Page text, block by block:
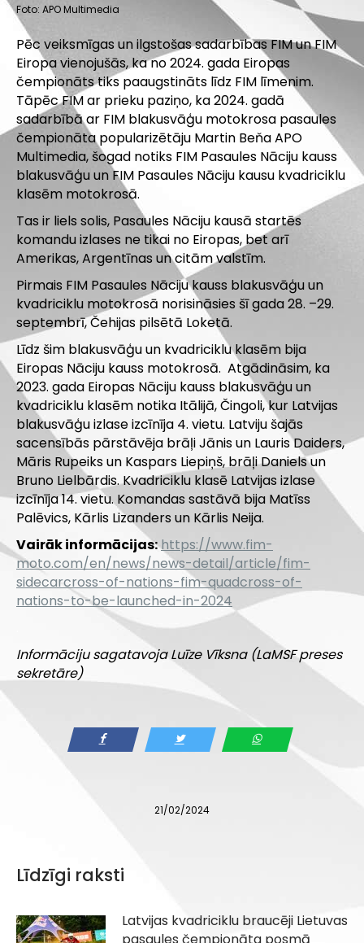
Foto: APO Multimedia
Pēc veiksmīgas un ilgstošas sadarbības FIM un FIM
Eiropa vienojušās, ka no 2024. gada Eiropas
čempionāts tiks paaugstināts līdz FIM līmenim.
Tāpēc FIM ar prieku paziņo, ka 2024. gadā
sadarbībā ar FIM blakusvāģu motokrosa pasaules
čempionāta popularizētāju Martin Beňa APO
Multimedia, šogad notiks FIM Pasaules Nāciju kauss
blakusvāģu un FIM Pasaules Nāciju kausu kvadriciklu
klasēm motokrosā.
Tas ir liels solis, Pasaules Nāciju kausā startēs
komandu izlases ne tikai no Eiropas, bet arī
Amerikas, Argentīnas un citām valstīm.
Pirmais FIM Pasaules Nāciju kauss blakusvāģu un
kvadriciklu motokrosā norisināsies šī gada 28. –29.
septembrī, Čehijas pilsētā Loketā.
Līdz šim blakusvāģu un kvadriciklu klasēm bija
Eiropas Nāciju kauss motokrosā. Atgādināsim, ka
2023. gada Eiropas Nāciju kauss blakusvāģu un
kvadriciklu klasēm notika Itālijā, Čingoli, kur Latvijas
blakusvāģu izlase izcīnīja 4. vietu. Latviju šajās
sacensībās pārstāvēja brāļi Jānis un Lauris Daiders,
Māris Rupeiks un Kaspars Liepiņš, brāļi Daniels un
Bruno Lielbārdis. Kvadriciklu klasē Latvijas izlase
izcīnīja 14. vietu. Komandas sastāvā bija Matīss
Palēvics, Kārlis Lizanders un Kārlis Neija.
Vairāk informācijas:https://www.fim-
moto.com/en/news/news-detail/article/fim-
sidecarcross-of-nations-fim-quadcross-of-
nations-to-be-launched-in-2024
Informāciju sagatavoja Luīze Vīksna (LaMSF preses
sekretāre)
21/02/2024
Līdzīgi raksti
Latvijas kvadriciklu braucēji Lietuvas